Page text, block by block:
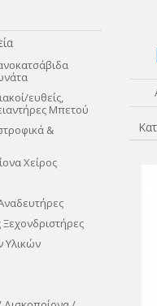
ευθείς,
Μπετού
&
Χείρος
Υλικών